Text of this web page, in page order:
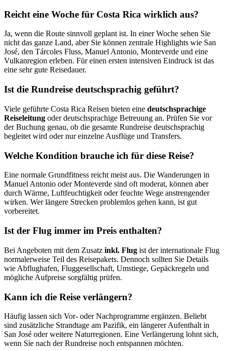
Reicht eine Woche für Costa Rica wirklich aus?
Ja, wenn die Route sinnvoll geplant ist. In einer Woche sehen Sie
nicht das ganze Land, aber Sie können zentrale Highlights wie San
José, den Tárcoles Fluss, Manuel Antonio, Monteverde und eine
Vulkanregion erleben. Für einen ersten intensiven Eindruck ist das
eine sehr gute Reisedauer.
Ist die Rundreise deutschsprachig geführt?
Viele geführte Costa Rica Reisen bieten eine deutschsprachige
Reiseleitung oder deutschsprachige Betreuung an. Prüfen Sie vor
der Buchung genau, ob die gesamte Rundreise deutschsprachig
begleitet wird oder nur einzelne Ausflüge und Transfers.
Welche Kondition brauche ich für diese Reise?
Eine normale Grundfitness reicht meist aus. Die Wanderungen in
Manuel Antonio oder Monteverde sind oft moderat, können aber
durch Wärme, Luftfeuchtigkeit oder feuchte Wege anstrengender
wirken. Wer längere Strecken problemlos gehen kann, ist gut
vorbereitet.
Ist der Flug immer im Preis enthalten?
Bei Angeboten mit dem Zusatz inkl. Flug ist der internationale Flug
normalerweise Teil des Reisepakets. Dennoch sollten Sie Details
wie Abflughafen, Fluggesellschaft, Umstiege, Gepäckregeln und
mögliche Aufpreise sorgfältig prüfen.
Kann ich die Reise verlängern?
Häufig lassen sich Vor- oder Nachprogramme ergänzen. Beliebt
sind zusätzliche Strandtage am Pazifik, ein längerer Aufenthalt in
San José oder weitere Naturregionen. Eine Verlängerung lohnt sich,
wenn Sie nach der Rundreise noch entspannen möchten.